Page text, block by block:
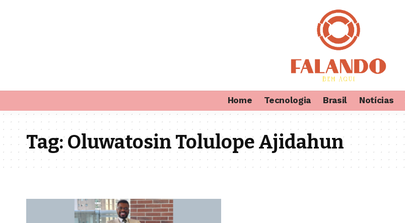
Home Tecnologia Brasil Notícias
Tag:Oluwatosin Tolulope Ajidahun